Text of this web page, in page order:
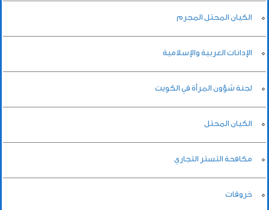
الكيان المحتل المجرم
الإدانات العربية والإسلامية
لجنة شؤون المرأة في الكويت
الكيان المحتل
مكافحة التستر التجاري
خروقات